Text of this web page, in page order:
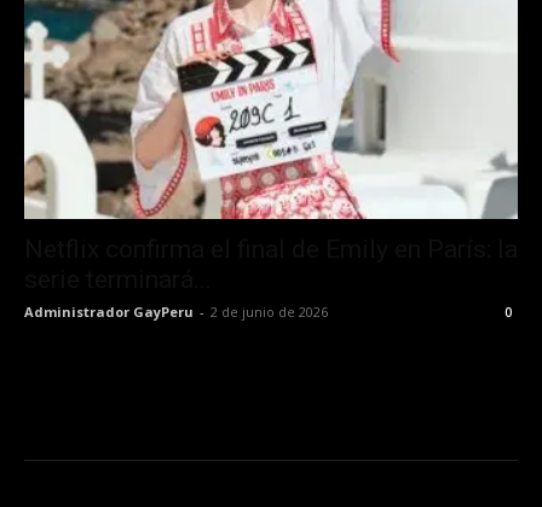
Administrador GayPeru - 2 de junio de 2026 0